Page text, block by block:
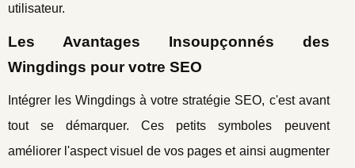
utilisateur.
Les Avantages Insoupçonnés des
Wingdings pour votre SEO
Intégrer les Wingdings à votre stratégie SEO, c'est avant
tout se démarquer. Ces petits symboles peuvent
améliorer l'aspect visuel de vos pages et ainsi augmenter